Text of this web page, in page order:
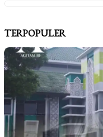
TERPOPULER